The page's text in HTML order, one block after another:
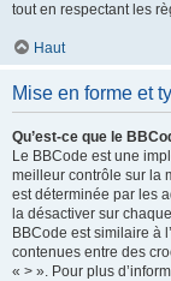
tout en respectant les
Haut
Mise en forme et
Qu’est-ce que le
Le BBCode est une
meilleur contrôle sur la
est déterminée par les
la désactiver sur
BBCode est similaire à
contenues entre des
« > ». Pour plus